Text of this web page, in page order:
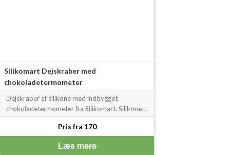
Silikomart Dejskraber med
chokoladetermometer
Dejskraber af silikone med indbygget
chokoladetermometer fra Silikomart. Silikonen
er et non-stick elastisk materiale, der gør at
intet sidder fast til redskabet.
hjælpemiddel til opvarmning af sovser,
Pris fra 170
Læs mere